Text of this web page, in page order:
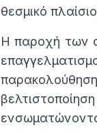
θεσμικό
Η παροχή των